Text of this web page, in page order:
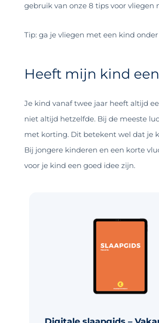
gebruik van onze 8 tips voor vliegen
Tip: ga je vliegen met een kind onder
Heeft mijn kind
Je kind vanaf twee jaar heeft altijd
niet altijd hetzelfde. Bij de meeste
met korting. Dit betekent wel dat je
Bij jongere kinderen en een korte
voor je kind een goed idee zijn.